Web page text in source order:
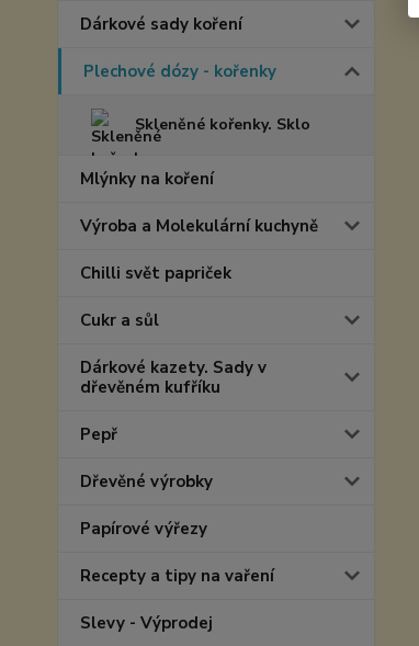
Dárkové sady koření
Plechové dózy - kořenky
Skleněné kořenky. Sklo
Mlýnky na koření
Výroba a Molekulární kuchyně
Chilli svět papriček
Cukr a sůl
Dárkové kazety. Sady v
dřevěném kufříku
Pepř
Dřevěné výrobky
Papírové výřezy
Recepty a tipy na vaření
Slevy - Výprodej